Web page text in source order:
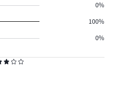
0%
100%
0%